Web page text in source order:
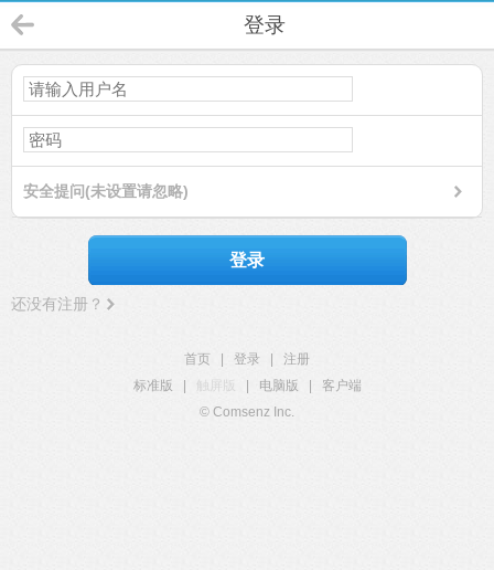
登录
安全提问(未设置请忽略)
登录
还没有注册？
首页 登录
注册
标准版
触屏版 电脑版
客户端
© Comsenz Inc.